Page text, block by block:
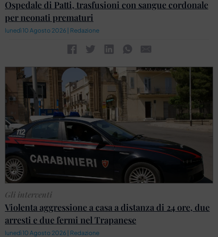
Ospedale di Patti, trasfusioni con sangue cordonale
per neonati prematuri
lunedì 10 Agosto 2026 | Redazione
Gli interventi
Violenta aggressione a casa a distanza di 24 ore, due
arresti e due fermi nel Trapanese
lunedì 10 Agosto 2026 | Redazione